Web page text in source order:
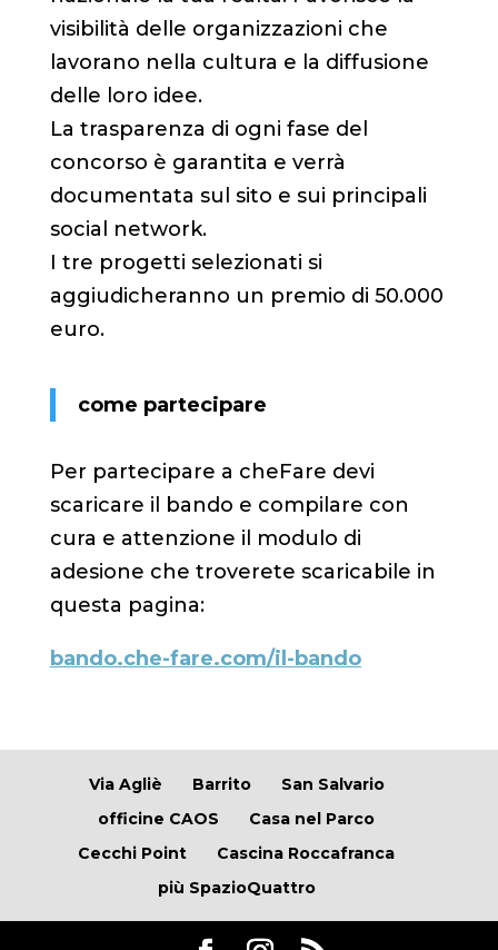
visibilità delle organizzazioni che
lavorano nella cultura e la diffusione
delle loro idee.
La trasparenza di ogni fase del
concorso è garantita e verrà
documentata sul sito e sui principali
social network.
I tre progetti selezionati si
aggiudicheranno un premio di 50.000
euro.
come partecipare
Per partecipare a cheFare devi
scaricare il bando e compilare con
cura e attenzione il modulo di
adesione che troverete scaricabile in
questa pagina:
bando.che-fare.com/il-bando
Via Agliè Barrito
San Salvario
officine CAOS
Casa nel Parco
Cecchi Point
Cascina Roccafranca
più SpazioQuattro